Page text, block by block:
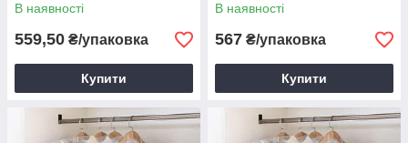
В наявності
559,50 ₴/упаковка
Купити
В наявності
567 ₴/упаковка
Купити